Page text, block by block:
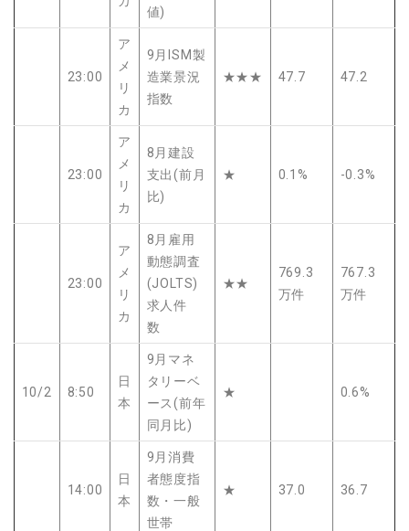
値)
23:00
ア
メ
リ
カ
9月ISM製
造業景況
指数
★★★ 47.7 47.2
23:00
ア
メ
リ
カ
8月建設
支出(前月
比)
★ 0.1% -0.3%
23:00
ア
メ
リ
カ
8月雇用
動態調査
(JOLTS)
求人件
数
★★
769.3
万件
767.3
万件
10/2 8:50
日
本
9月マネ
タリーベ
ース(前年
同月比)
★ 0.6%
14:00
日
本
9月消費
者態度指
数・一般
世帯
★ 37.0 36.7